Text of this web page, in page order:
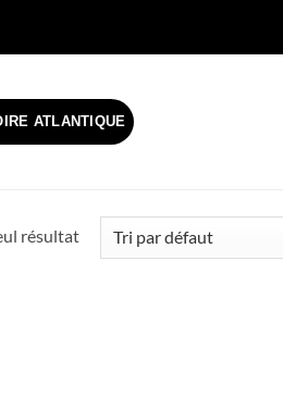
ATLANTIQUE
résultat